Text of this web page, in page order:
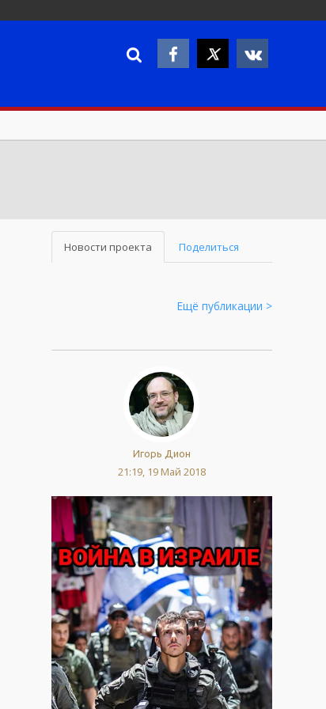
Новости проекта Поделиться
Ещё публикации >
Игорь Дион
21:19, 19 Май 2018